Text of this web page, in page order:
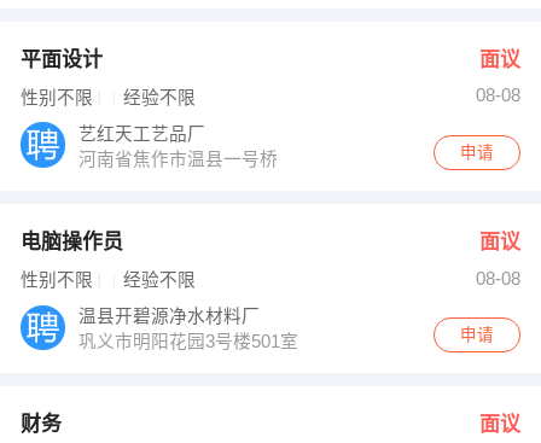
平面设计 面议
性别不限 经验不限
08-08
艺红天工艺品厂
河南省焦作市温县一号桥
申请
电脑操作员 面议
性别不限 经验不限
08-08
温县开碧源净水材料厂
巩义市明阳花园3号楼501室
申请
财务 面议